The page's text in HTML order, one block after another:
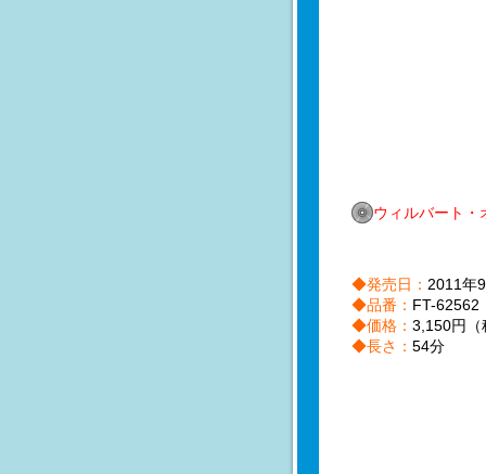
ウィルバート・
◆発売日： 2011年
◆品番： FT-62562
◆価格： 3,150円（
◆長さ： 54分